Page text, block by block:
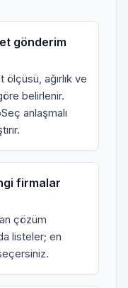
gönderim
ağırlık ve
belirlenir.
anlaşmalı
firmalar
çözüm
listeler; en